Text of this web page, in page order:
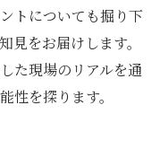
トについても掘り下
見をお届けします。
た現場のリアルを通
性を探ります。